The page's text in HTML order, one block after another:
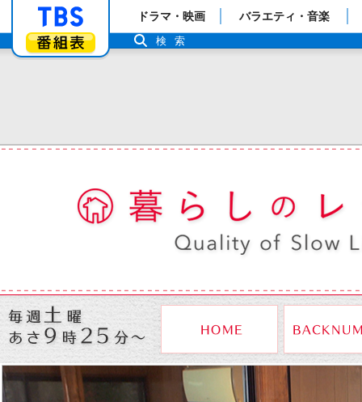
「TBSテレビ」トップページ
番組表
ドラマ・映画 バラエティ・音楽
検索